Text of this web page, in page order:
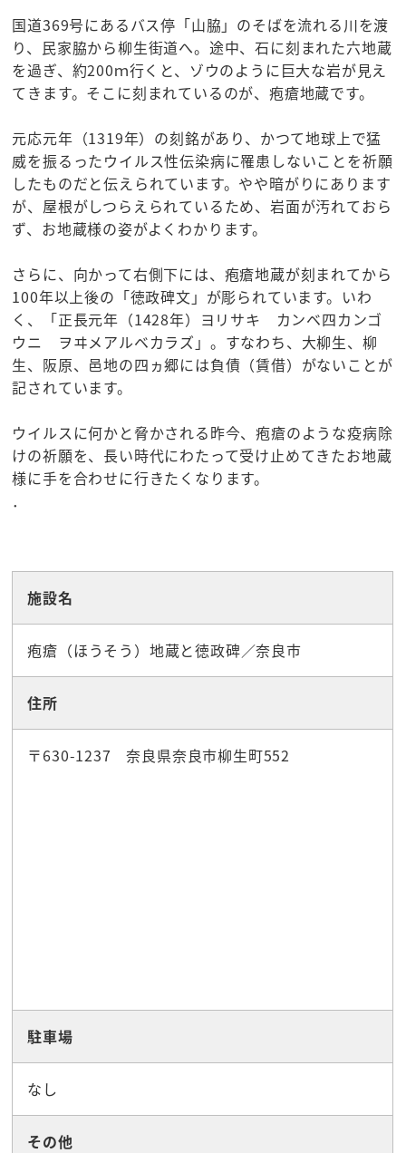
国道369号にあるバス停「山脇」のそばを流れる川を渡
り、民家脇から柳生街道へ。途中、石に刻まれた六地蔵
を過ぎ、約200ｍ行くと、ゾウのように巨大な岩が見え
てきます。そこに刻まれているのが、疱瘡地蔵です。
元応元年（1319年）の刻銘があり、かつて地球上で猛
威を振るったウイルス性伝染病に罹患しないことを祈願
したものだと伝えられています。やや暗がりにあります
が、屋根がしつらえられているため、岩面が汚れておら
ず、お地蔵様の姿がよくわかります。
さらに、向かって右側下には、疱瘡地蔵が刻まれてから
100年以上後の「徳政碑文」が彫られています。いわ
く、「正長元年（1428年）ヨリサキ カンベ四カンゴ
ウニ ヲヰメアルベカラズ」。すなわち、大柳生、柳
生、阪原、邑地の四ヵ郷には負債（賃借）がないことが
記されています。
ウイルスに何かと脅かされる昨今、疱瘡のような疫病除
けの祈願を、長い時代にわたって受け止めてきたお地蔵
様に手を合わせに行きたくなります。
．
施設名
疱瘡（ほうそう）地蔵と徳政碑／奈良市
住所
〒630-1237 奈良県奈良市柳生町552
駐車場
なし
その他